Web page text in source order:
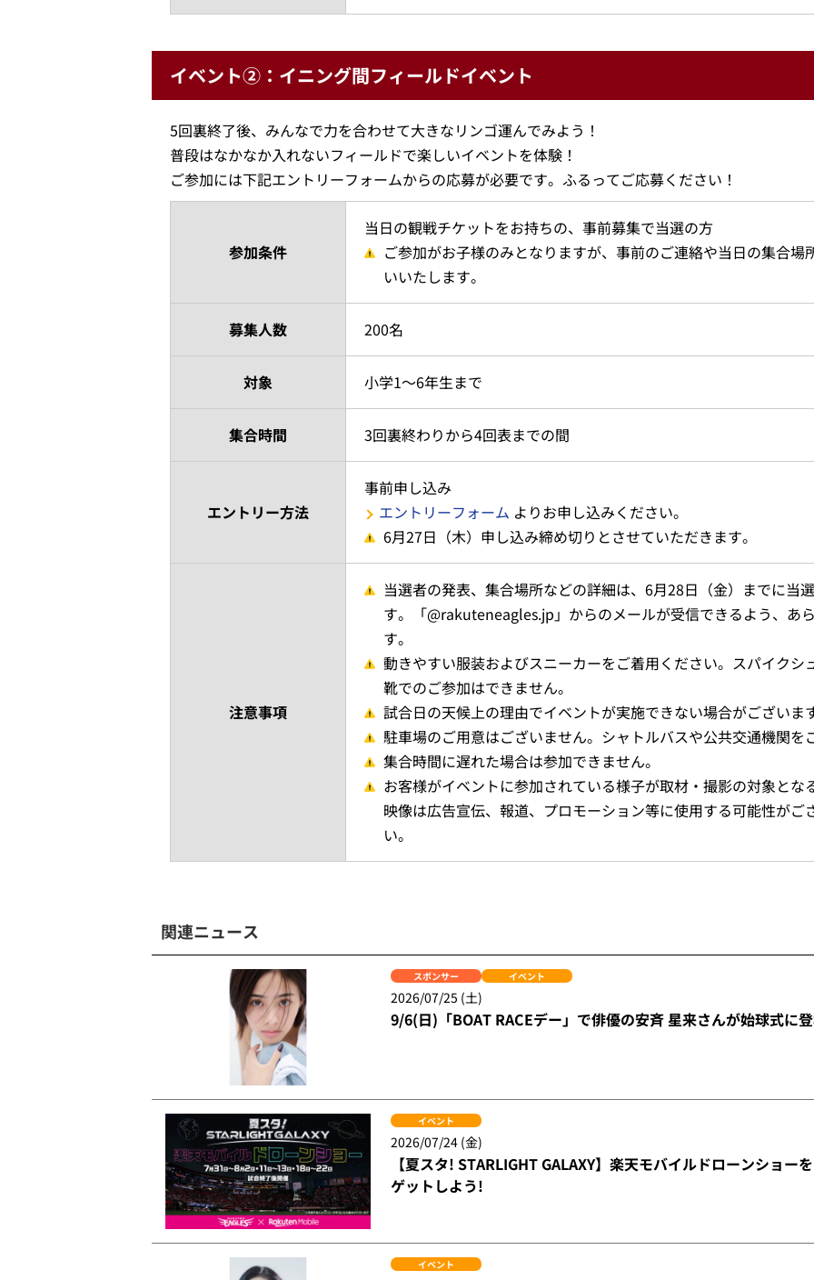
イベント②：イニング間フィールドイベント
5回裏終了後、みんなで力を合わせて大きなリンゴ運んでみよう！
普段はなかなか入れないフィールドで楽しいイベントを体験！
ご参加には下記エントリーフォームからの応募が必要です。ふるってご応募ください！
参加条件
当日の観戦チケットをお持ちの、事前募集で当選の方
ご参加がお子様のみとなりますが、事前のご連絡や当日の集合
いいたします。
募集人数 200名
対象 小学1～6年生まで
集合時間 3回裏終わりから4回表までの間
エントリー方法
事前申し込み
エントリーフォーム よりお申し込みください。
6月27日（木）申し込み締め切りとさせていただきます。
注意事項
当選者の発表、集合場所などの詳細は、6月28日（金）までに当
す。「@rakuteneagles.jp」からのメールが受信できるよう、あ
す。
動きやすい服装およびスニーカーをご着用ください。スパイクシ
靴でのご参加はできません。
試合日の天候上の理由でイベントが実施できない場合がございま
駐車場のご用意はございません。シャトルバスや公共交通機関を
集合時間に遅れた場合は参加できません。
お客様がイベントに参加されている様子が取材・撮影の対象とな
映像は広告宣伝、報道、プロモーション等に使用する可能性がご
い。
関連ニュース
スポンサー イベント
2026/07/25 (土)
9/6(日)「BOAT RACEデー」で俳優の安斉 星来さんが始球式に
イベント
2026/07/24 (金)
【夏スタ! STARLIGHT GALAXY】楽天モバイルドローンショー
ゲットしよう!
イベント